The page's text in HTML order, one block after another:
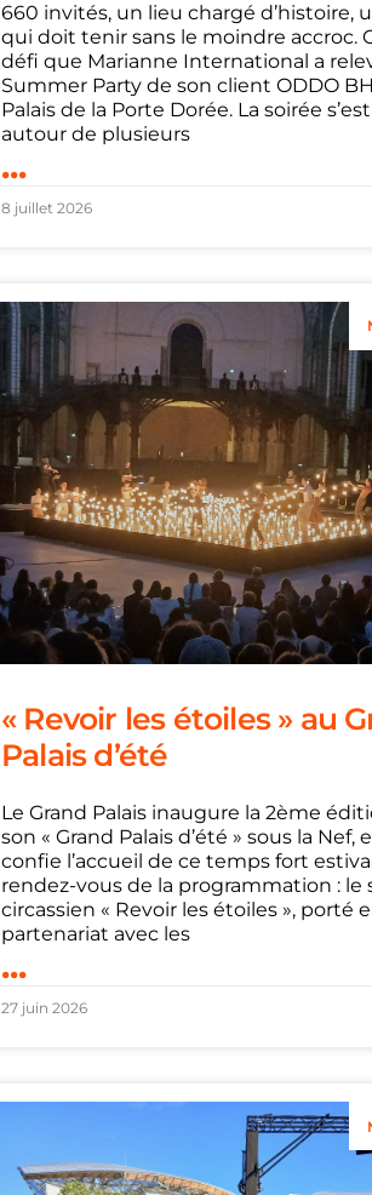
660 invités, un lieu chargé d’histoire,
qui doit tenir sans le moindre accroc.
défi que Marianne International a
Summer Party de son client ODDO
Palais de la Porte Dorée. La soirée
autour de plusieurs
...
8 juillet 2026
« Revoir les étoiles » au
Palais d’été
Le Grand Palais inaugure la 2ème
son « Grand Palais d’été » sous la Nef,
confie l’accueil de ce temps fort
rendez-vous de la programmation : le
circassien « Revoir les étoiles », porté
partenariat avec les
...
27 juin 2026